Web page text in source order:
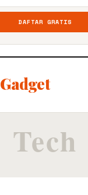
DAFTAR GRATIS
Gadget